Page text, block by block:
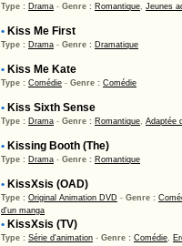
Type : Drama - Genre : Romantique, Jeunes
• Kiss Me First
Type : Drama - Genre : Dramatique
• Kiss Me Kate
Type : Comédie - Genre : Comédie
• Kiss Sixth Sense
Type : Drama - Genre : Romantique, Adaptée
• Kissing Booth (The)
Type : Drama - Genre : Romantique
• KissXsis (OAD)
Type : Original Animation DVD - Genre :
d'un manga
• KissXsis (TV)
Type : Série d'animation - Genre : Comédie,